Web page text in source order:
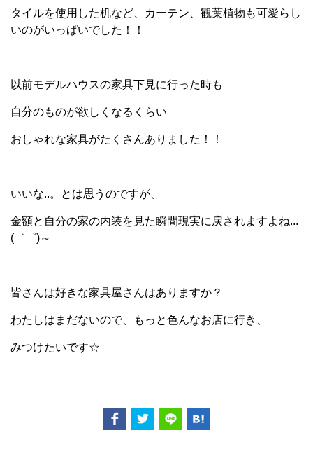
タイルを使用した机など、カーテン、観葉植物も可愛らし
いのがいっぱいでした！！
以前モデルハウスの家具下見に行った時も
自分のものが欲しくなるくらい
おしゃれな家具がたくさんありました！！
いいな..。とは思うのですが、
金額と自分の家の内装を見た瞬間現実に戻されますよね...
(゜゜)～
皆さんは好きな家具屋さんはありますか？
わたしはまだないので、もっと色んなお店に行き、
みつけたいです☆